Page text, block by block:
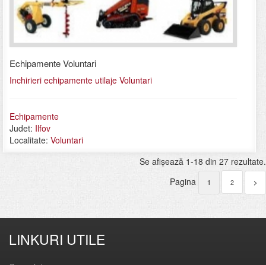
Echipamente Voluntari
Inchirieri echipamente utilaje Voluntari
Echipamente
Judet: Ilfov
Localitate: Voluntari
Se afişează 1-18 din 27 rezultate.
Pagina
1 2 >
LINKURI UTILE